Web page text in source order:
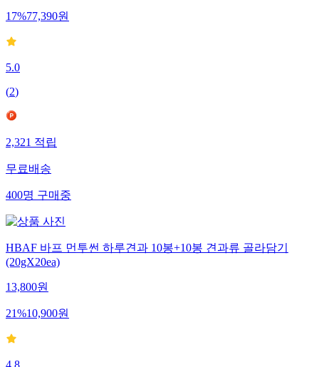
17%77,390원
5.0
(2)
2,321적립
무료배송
400명구매중
HBAF 바프 먼투썬 하루견과 10봉+10봉 견과류 골라담기
(20gX20ea)
13,800원
21%10,900원